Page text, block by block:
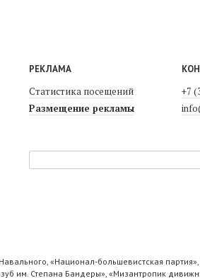
РЕКЛАМА
Статистика посещений
Размещение рекламы
+7
«Национал-большевистская партия»,
им. Степана Бандеры», «Мизантропик